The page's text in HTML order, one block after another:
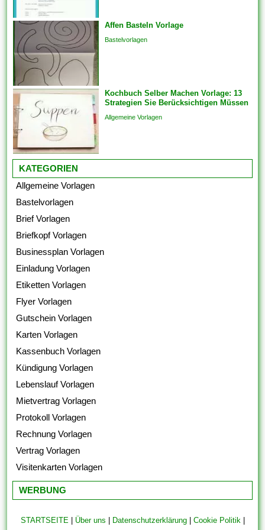
vorgefertigtes Planung und
Format, das als Grundlage
für...
Affen Basteln Vorlage
Bastelvorlagen
Kochbuch Selber Machen Vorlage: 13
Strategien Sie Berücksichtigen Müssen
Allgemeine Vorlagen
KATEGORIEN
Allgemeine Vorlagen
Bastelvorlagen
Brief Vorlagen
Briefkopf Vorlagen
Businessplan Vorlagen
Einladung Vorlagen
Etiketten Vorlagen
Flyer Vorlagen
Gutschein Vorlagen
Karten Vorlagen
Kassenbuch Vorlagen
Kündigung Vorlagen
Lebenslauf Vorlagen
Mietvertrag Vorlagen
Protokoll Vorlagen
Rechnung Vorlagen
Vertrag Vorlagen
Visitenkarten Vorlagen
WERBUNG
STARTSEITE Über uns Datenschutzerklärung| Cookie Politik